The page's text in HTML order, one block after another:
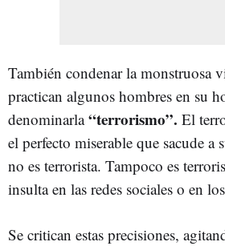
También condenar la monstruosa
practican algunos hombres en su
denominarla“terrorismo”. El
el perfecto miserable que sacude a
no es terrorista. Tampoco es
insulta en las redes sociales o en
Se critican estas precisiones,